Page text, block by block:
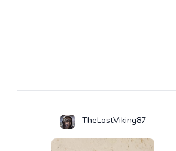
TheLostViking87